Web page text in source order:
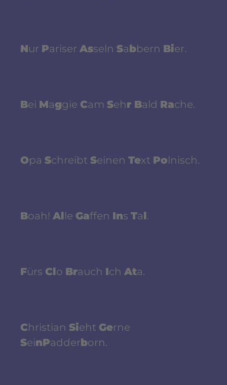
Nur Pariser Asseln Sabbern Bier.
Bei Maggie Cam Sehr Bald Rache.
Opa Schreibt Seinen Text Polnisch.
Boah! Alle Gaffen Ins Tal.
Fürs Clo Brauch Ich Ata.
Christian Sieht Gerne
SeinPadderborn.